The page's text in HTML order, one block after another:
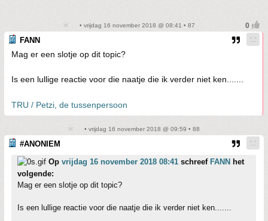
• vrijdag 16 november 2018 @ 08:41 • 87
FANN
Mag er een slotje op dit topic?
Is een lullige reactie voor die naatje die ik verder niet ken.......
TRU / Petzi, de tussenpersoon
• vrijdag 16 november 2018 @ 09:59 • 88
#ANONIEM
Op vrijdag 16 november 2018 08:41 schreef FANN het
volgende:
Mag er een slotje op dit topic?
Is een lullige reactie voor die naatje die ik verder niet ken.......